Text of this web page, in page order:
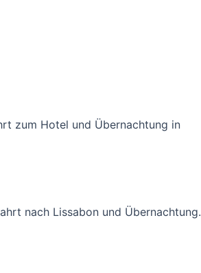
zum Hotel und Übernachtung in
nach Lissabon und Übernachtung.